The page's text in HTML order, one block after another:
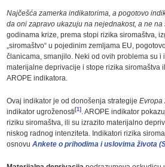
Najčešća zamerka indikatorima, a pogotovo
da oni zapravo ukazuju na nejednakost, a ne
godinama krize, prema stopi rizika siromaštva,
„siromaštvo“ u pojedinim zemljama EU,
članicama, smanjilo. Neki od ovih problema su
materijalne deprivacije i stope rizika siromaštva
AROPE indikatora.
Ovaj indikator je od donošenja strategijeEvropa
indikator ugroženosti[1] . AROPE indikator
riziku siromaštva, ili su izrazito materijalno
niskog radnog intenziteta. Indikatori rizika
osnovuAnkete o prihodima i uslovima života